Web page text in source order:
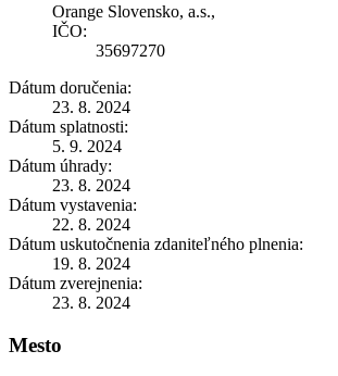
Orange Slovensko, a.s.,
IČO:
35697270
Dátum doručenia:
23. 8. 2024
Dátum splatnosti:
5. 9. 2024
Dátum úhrady:
23. 8. 2024
Dátum vystavenia:
22. 8. 2024
Dátum uskutočnenia zdaniteľného plnenia:
19. 8. 2024
Dátum zverejnenia:
23. 8. 2024
Mesto